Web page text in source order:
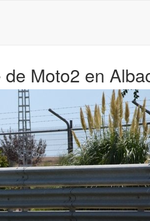
Moto2 en